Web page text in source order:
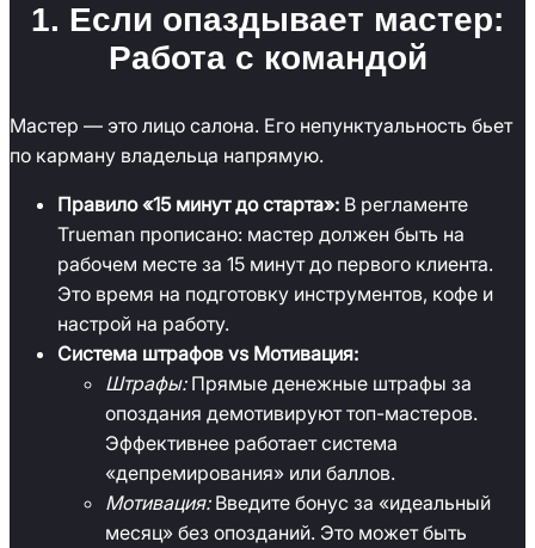
1. Если опаздывает мастер:
Работа с командой
Мастер — это лицо салона. Его непунктуальность бьет
по карману владельца напрямую.
Правило «15 минут до старта»: В регламенте
Trueman прописано: мастер должен быть на
рабочем месте за 15 минут до первого клиента.
Это время на подготовку инструментов, кофе и
настрой на работу.
Система штрафов vs Мотивация:
Штрафы:Прямые денежные штрафы за
опоздания демотивируют топ-мастеров.
Эффективнее работает система
«депремирования» или баллов.
Мотивация:Введите бонус за «идеальный
месяц» без опозданий. Это может быть